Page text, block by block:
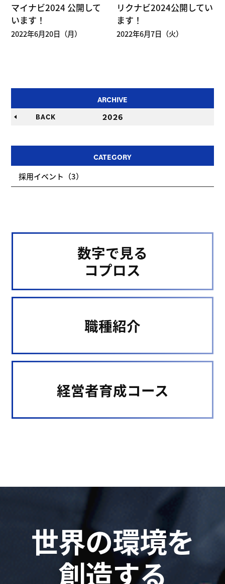
マイナビ2024 公開して
います！
2022年6月20日（月）
リクナビ2024公開してい
ます！
2022年6月7日（火）
ARCHIVE
BACK 2026
CATEGORY
採用イベント（3）
数字で見る
コプロス
職種紹介
経営者育成コース
世界の環境を
創造する